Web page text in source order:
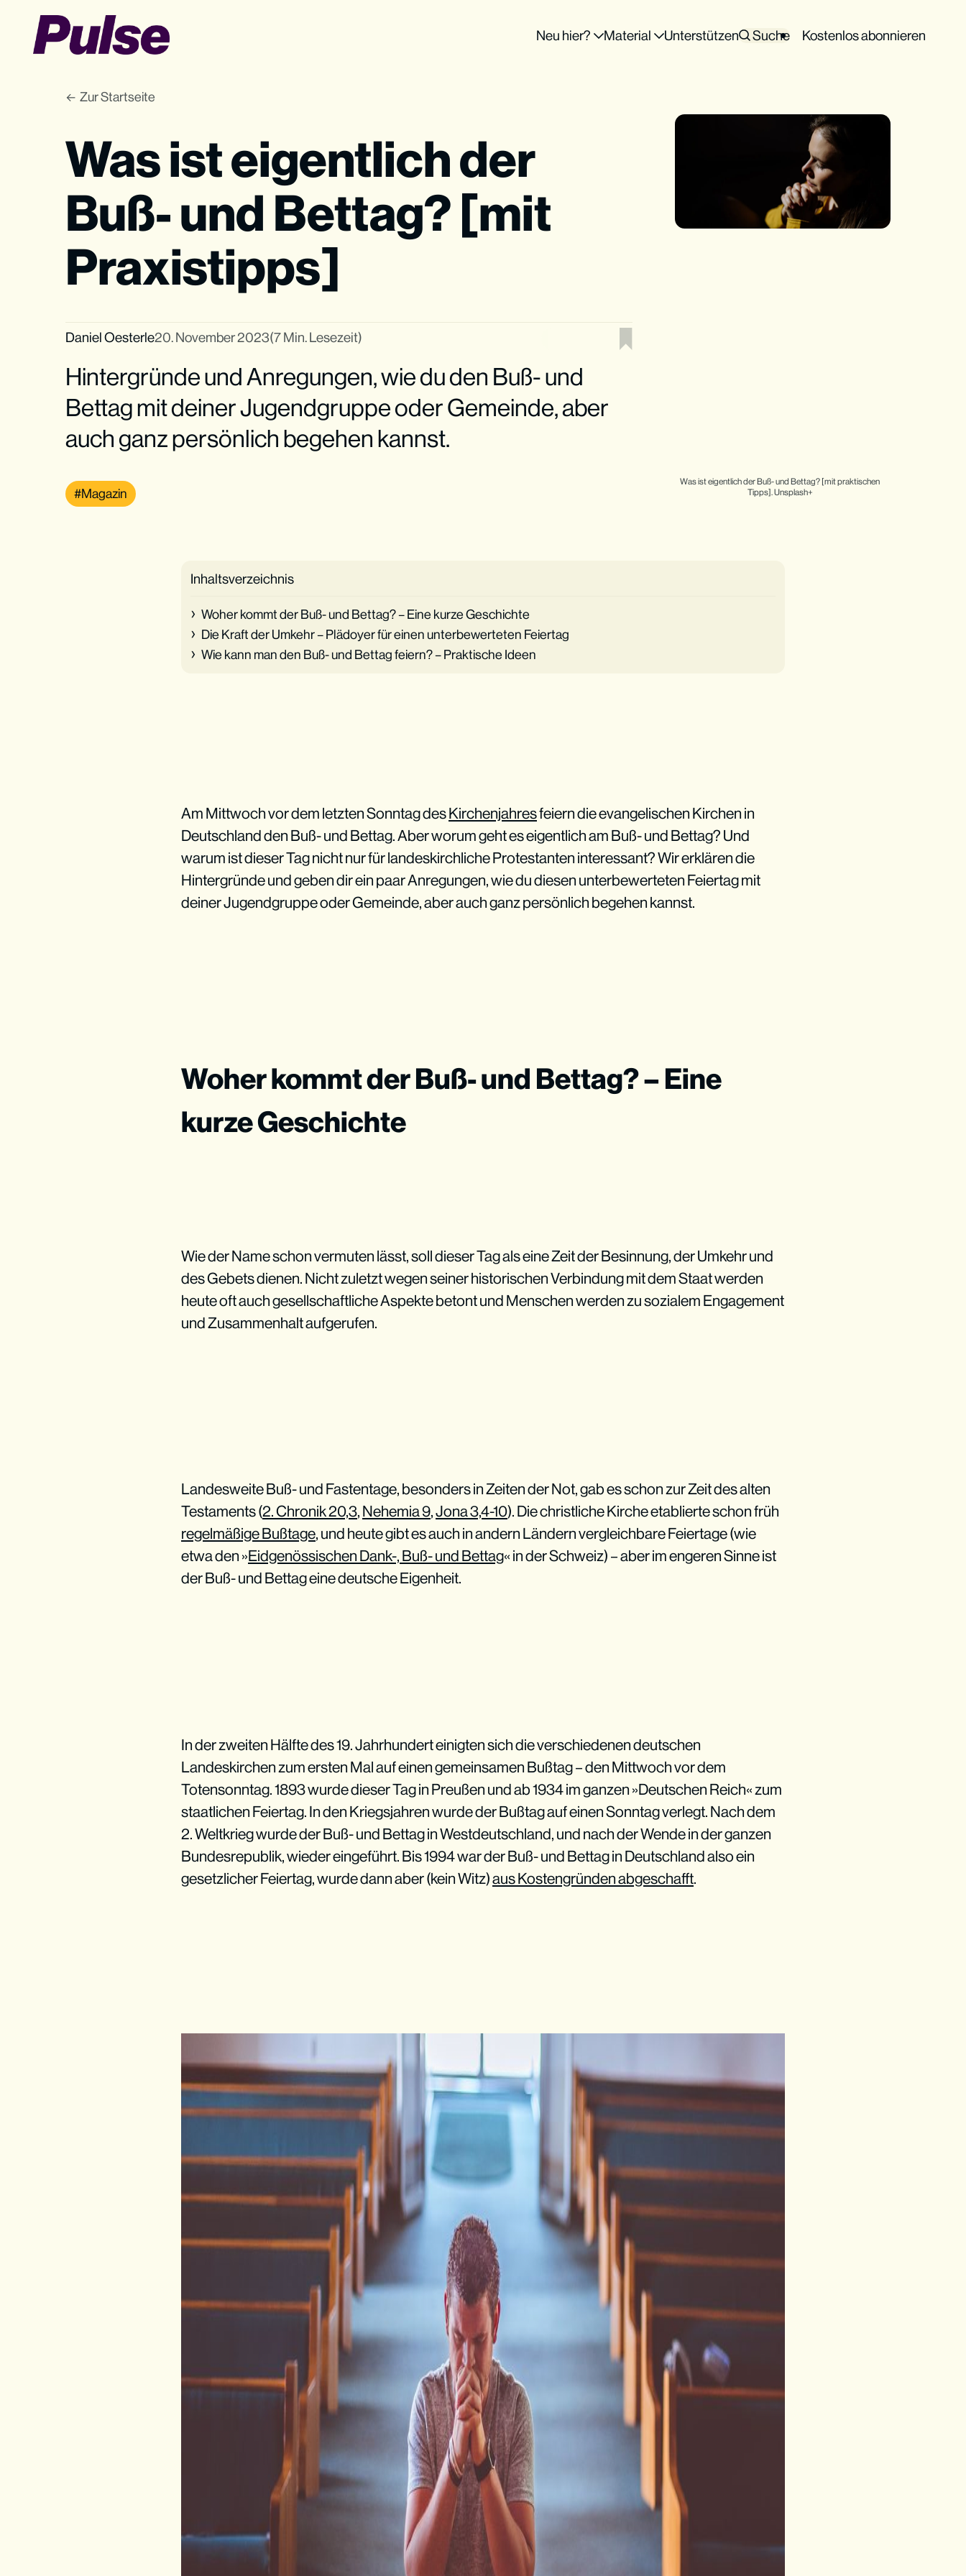
Neu hier? Material Unterstützen Suche Kostenlos abonnieren
Zur Startseite
Was ist eigentlich der
Buß- und Bettag? [mit
Praxistipps]
Daniel Oesterle20. November 2023(7 Min. Lesezeit)
Hintergründe und Anregungen, wie du den Buß- und
Bettag mit deiner Jugendgruppe oder Gemeinde, aber
auch ganz persönlich begehen kannst.
Magazin
Was ist eigentlich der Buß- und Bettag? [mit praktischen
Tipps]. Unsplash+
Inhaltsverzeichnis
Woher kommt der Buß- und Bettag? – Eine kurze Geschichte
Die Kraft der Umkehr – Plädoyer für einen unterbewerteten Feiertag
Wie kann man den Buß- und Bettag feiern? – Praktische Ideen
Am Mittwoch vor dem letzten Sonntag desKirchenjahresfeiern die evangelischen Kirchen in
Deutschland den Buß- und Bettag. Aber worum geht es eigentlich am Buß- und Bettag? Und
warum ist dieser Tag nicht nur für landeskirchliche Protestanten interessant? Wir erklären die
Hintergründe und geben dir ein paar Anregungen, wie du diesen unterbewerteten Feiertag mit
deiner Jugendgruppe oder Gemeinde, aber auch ganz persönlich begehen kannst.
Woher kommt der Buß- und Bettag? – Eine
kurze Geschichte
Wie der Name schon vermuten lässt, soll dieser Tag als eine Zeit der Besinnung, der Umkehr und
des Gebets dienen. Nicht zuletzt wegen seiner historischen Verbindung mit dem Staat werden
heute oft auch gesellschaftliche Aspekte betont und Menschen werden zu sozialem Engagement
und Zusammenhalt aufgerufen.
Landesweite Buß- und Fastentage, besonders in Zeiten der Not, gab es schon zur Zeit des alten
Testaments (2. Chronik 20,3, Nehemia 9,Jona 3,4-10). Die christliche Kirche etablierte schon früh
regelmäßige Bußtage, und heute gibt es auch in andern Ländern vergleichbare Feiertage (wie
etwa den »Eidgenössischen Dank-, Buß- und Bettag« in der Schweiz) – aber im engeren Sinne ist
der Buß- und Bettag eine deutsche Eigenheit.
In der zweiten Hälfte des 19. Jahrhundert einigten sich die verschiedenen deutschen
Landeskirchen zum ersten Mal auf einen gemeinsamen Bußtag – den Mittwoch vor dem
Totensonntag. 1893 wurde dieser Tag in Preußen und ab 1934 im ganzen »Deutschen Reich« zum
staatlichen Feiertag. In den Kriegsjahren wurde der Bußtag auf einen Sonntag verlegt. Nach dem
2. Weltkrieg wurde der Buß- und Bettag in Westdeutschland, und nach der Wende in der ganzen
Bundesrepublik, wieder eingeführt. Bis 1994 war der Buß- und Bettag in Deutschland also ein
gesetzlicher Feiertag, wurde dann aber (kein Witz)aus Kostengründen abgeschafft.